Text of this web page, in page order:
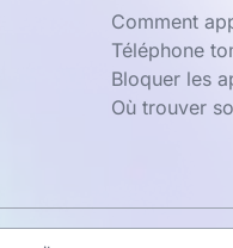
Comment
Téléphone
Bloquer les
Où trouver